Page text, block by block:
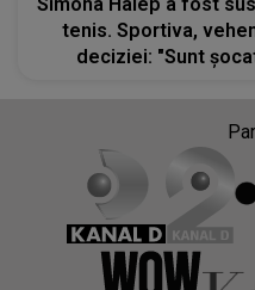
tenis. Sportiva,
deciziei: "Sunt